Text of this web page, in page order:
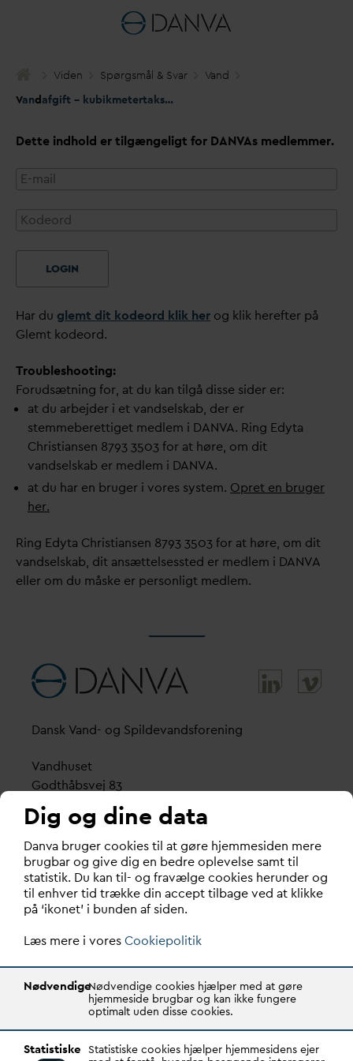
Viden Spørgsmål & Svar Vand
Vandafgift – kubikmetertakst og målt forbrug
Dette indhold er tilgængeligt for DANVAs medlemmer.
LOGIN
Har du glemt dit kodeord klik her og klik herefter på
Glemt kodeord.
Troubleshooting:
Forudsætning for, at du kan tilgå disse sider er:
at du arbejder i et vandselskab, der er
stemmeberettiget medlem i DANVA. Ring Edyta
Christiansen 8793 3503 for at høre, om dit
vandselskab er medlem i DANVA.
at du har en bruger i vores system. Opret en bruger
her.
Ring Edyta Christiansen 8793 3503 for at høre, om dit
vandselskab, dit ansættelsessted er medlem i DANVA
eller om du måske er personligt medlem.
Dansk Vand- og Spildevandsforening
Vandhuset
Godthåbsvej 83
8660 Skanderborg
København
Vester Farimagsgade 1, 5. sal.
1606 København V
Tlf.: 70 21 00 55
d
a.dk
Transparency Register: REG 0105047100027-26
Dig og dine data
Danva bruger cookies til at gøre hjemmesiden mere
brugbar og give dig en bedre oplevelse samt til
statistik. Du kan til- og fravælge cookies herunder og
til enhver tid trække din accept tilbage ved at klikke
på ‘ikonet’ i bunden af siden.
Læs mere i voresCookiepolitik
NødvendigeNødvendige cookies hjælper med at gøre
hjemmeside brugbar og kan ikke fungere
optimalt uden disse cookies.
Statistiske Statistiske cookies hjælper hjemmesidens ejer